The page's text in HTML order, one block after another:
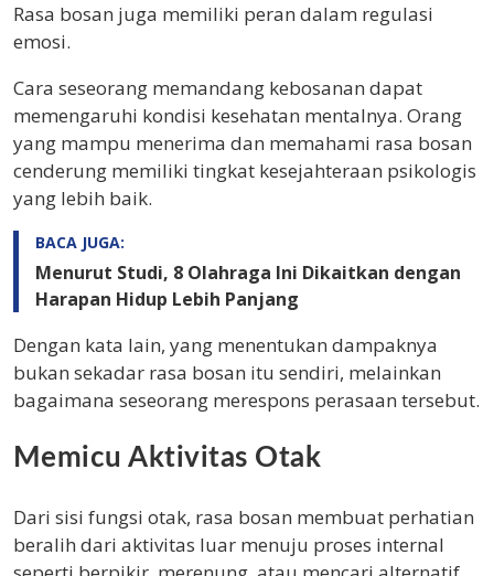
Rasa bosan juga memiliki peran dalam regulasi
emosi.
Cara seseorang memandang kebosanan dapat
memengaruhi kondisi kesehatan mentalnya. Orang
yang mampu menerima dan memahami rasa bosan
cenderung memiliki tingkat kesejahteraan psikologis
yang lebih baik.
BACA JUGA:
Menurut Studi, 8 Olahraga Ini Dikaitkan dengan
Harapan Hidup Lebih Panjang
Dengan kata lain, yang menentukan dampaknya
bukan sekadar rasa bosan itu sendiri, melainkan
bagaimana seseorang merespons perasaan tersebut.
Memicu Aktivitas Otak
Dari sisi fungsi otak, rasa bosan membuat perhatian
beralih dari aktivitas luar menuju proses internal